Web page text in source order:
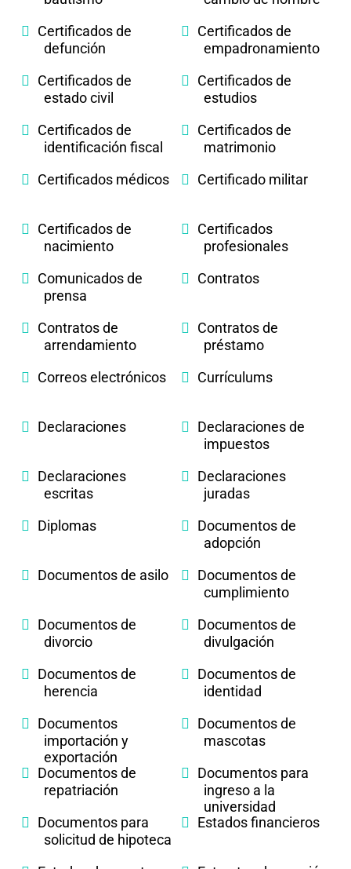
Certificados de
defunción
Certificados de
empadronamiento
Certificados de
estado civil
Certificados de
estudios
Certificados de
identificación fiscal
Certificados de
matrimonio
Certificados médicos
Certificado militar
Certificados de
nacimiento
Certificados
profesionales
Comunicados de
prensa
Contratos
Contratos de
arrendamiento
Contratos de
préstamo
Correos electrónicos
Currículums
Declaraciones
Declaraciones de
impuestos
Declaraciones
escritas
Declaraciones
juradas
Diplomas
Documentos de
adopción
Documentos de asilo
Documentos de
cumplimiento
Documentos de
divorcio
Documentos de
divulgación
Documentos de
herencia
Documentos de
identidad
Documentos
importación y
exportación
Documentos de
mascotas
Documentos de
repatriación
Documentos para
ingreso a la
universidad
Documentos para
solicitud de hipoteca
Estados financieros